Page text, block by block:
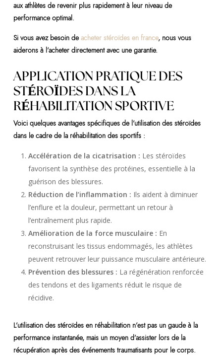
aux athlètes de revenir plus rapidement à leur niveau de
performance optimal.
Si vous avez besoin deacheter stéroïdes en france, nous vous
aiderons à l’acheter directement avec une garantie.
APPLICATION PRATIQUE DES
STÉROÏDES DANS LA
RÉHABILITATION SPORTIVE
Voici quelques avantages spécifiques de l’utilisation des stéroïdes
dans le cadre de la réhabilitation des sportifs :
Accélération de la cicatrisation : Les stéroïdes
favorisent la synthèse des protéines, essentielle à la
guérison des blessures.
Réduction de l’inflammation : Ils aident à diminuer
l’enflure et la douleur, permettant un retour à
l’entraînement plus rapide.
Amélioration de la force musculaire : En
reconstruisant les tissus endommagés, les athlètes
peuvent retrouver leur puissance musculaire antérieure.
Prévention des blessures : La régénération renforcée
des tendons et des ligaments réduit le risque de
récidive.
L’utilisation des stéroïdes en réhabilitation n’est pas un gaude à la
performance instantanée, mais un moyen d’assister lors de la
récupération après des événements traumatisants pour le corps.